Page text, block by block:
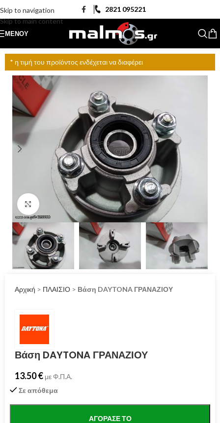
Skip to navigation
Skip to main content
2821 095221
ΜΕΝΟΎ
* η τιμή του προϊόντος ενδέχεται να διαφέρει
Click to enlarge
Αρχική > ΠΛΑΙΣΙΟ > Βάση DAYTONA ΓΡΑΝΑΖΙΟΥ
Βάση DAYTONA ΓΡΑΝΑΖΙΟΥ
13.50€ με Φ.Π.Α.
Σε απόθεμα
ΑΓΌΡΑΣΕ ΤΟ